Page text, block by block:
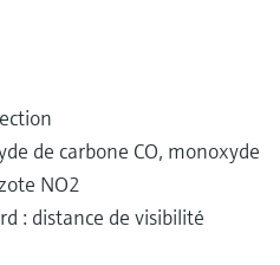
de carbone CO, monoxyde
NO2
: distance de visibilité